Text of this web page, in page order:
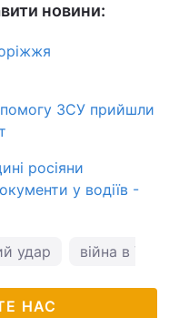
новини:
ЗСУ прийшли
росіяни
у водіїв -
удар війна в
НАС